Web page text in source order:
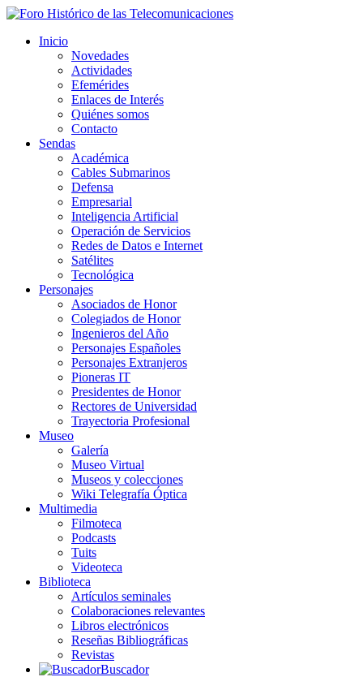
Inicio
Novedades
Actividades
Efemérides
Enlaces de Interés
Quiénes somos
Contacto
Sendas
Académica
Cables Submarinos
Defensa
Empresarial
Inteligencia Artificial
Operación de Servicios
Redes de Datos e Internet
Satélites
Tecnológica
Personajes
Asociados de Honor
Colegiados de Honor
Ingenieros del Año
Personajes Españoles
Personajes Extranjeros
Pioneras IT
Presidentes de Honor
Rectores de Universidad
Trayectoria Profesional
Museo
Galería
Museo Virtual
Museos y colecciones
Wiki Telegrafía Óptica
Multimedia
Filmoteca
Podcasts
Tuits
Videoteca
Biblioteca
Artículos seminales
Colaboraciones relevantes
Libros electrónicos
Reseñas Bibliográficas
Revistas
Buscador